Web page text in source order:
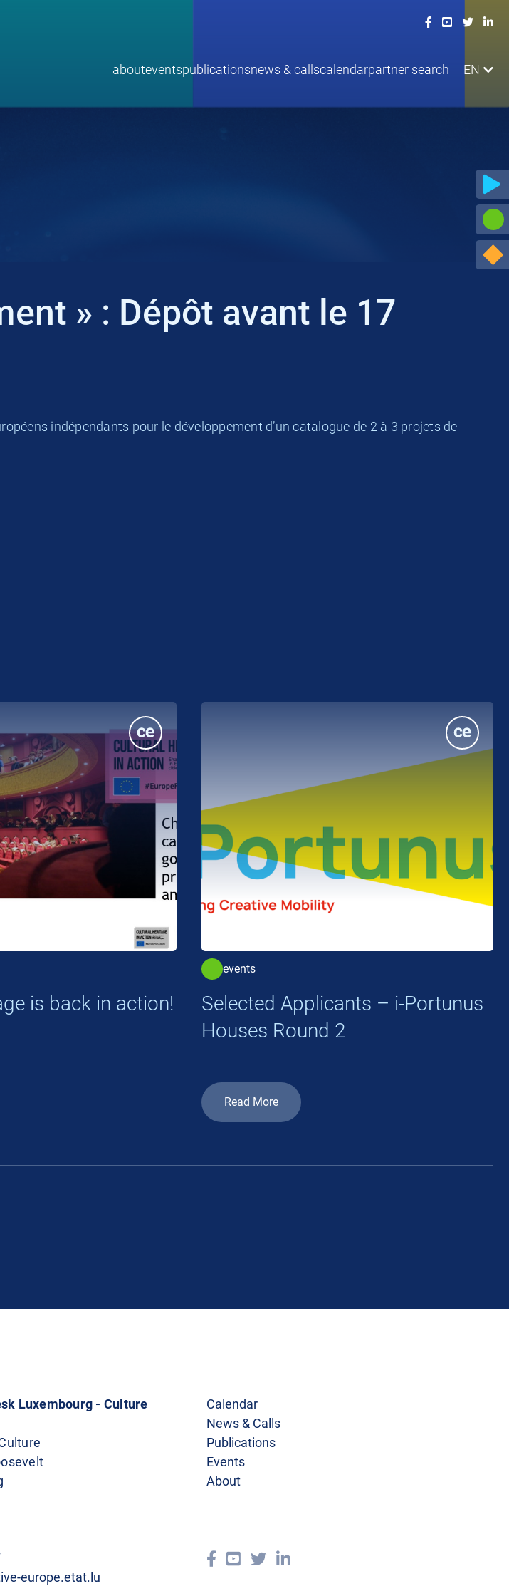
abouteventspublicationsnews & callscalendarpartner search EN
» : Dépôt avant le 17
indépendants pour le développement d’un catalogue de 2 à 3 projets de
is back in action!
events
Selected Applicants – i-Portunus
Houses Round 2
Read More
Luxembourg - Culture
europe.etat.lu
Calendar
News & Calls
Publications
Events
About